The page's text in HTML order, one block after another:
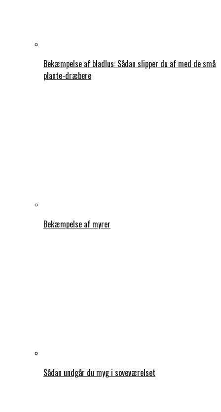
Bekæmpelse af bladlus: Sådan slipper du af med de små
plante-dræbere
Bekæmpelse af myrer
Sådan undgår du myg i soveværelset